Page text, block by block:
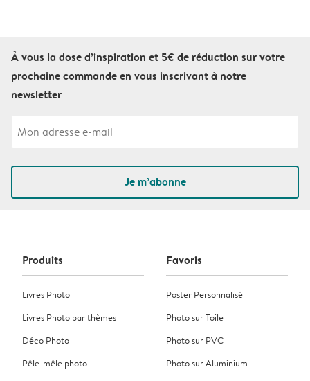
À vous la dose d’inspiration et 5€ de réduction sur votre
prochaine commande en vous inscrivant à notre
newsletter
Je m’abonne
Produits
Livres Photo
Livres Photo par thèmes
Déco Photo
Pêle-mêle photo
Favoris
Poster Personnalisé
Photo sur Toile
Photo sur PVC
Photo sur Aluminium